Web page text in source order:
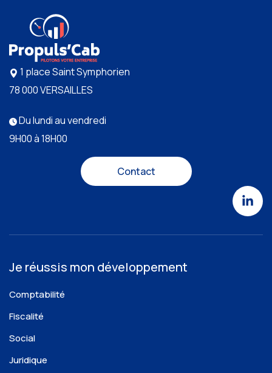
1 place Saint Symphorien
78 000 VERSAILLES
Du lundi au vendredi
9H00 à 18H00
Contact
Je réussis mon développement
Comptabilité
Fiscalité
Social
Juridique